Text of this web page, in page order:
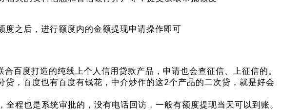
度之后，进行额度内的金额提现申请操作即可
百度打造的纯线上个人信用贷款产品，申请也会查征信、上征信的。
贷，百度也有百度有钱花，中介炒作的这2个产品的二次贷，就是好会
全程也是系统审批的，没有电话回访，一般有额度提现当天可以到账。